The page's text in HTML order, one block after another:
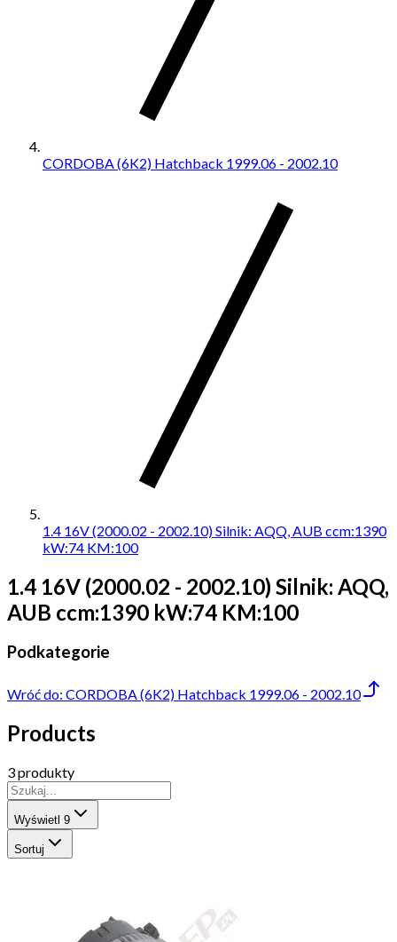
CORDOBA (6K2) Hatchback 1999.06 - 2002.10
1.4 16V (2000.02 - 2002.10) Silnik: AQQ, AUB ccm:1390
kW:74 KM:100
1.4 16V (2000.02 - 2002.10) Silnik: AQQ,
AUB ccm:1390 kW:74 KM:100
Podkategorie
Wróć do: CORDOBA (6K2) Hatchback 1999.06 - 2002.10
Products
3 produkty
Wyświetl 9
Sortuj